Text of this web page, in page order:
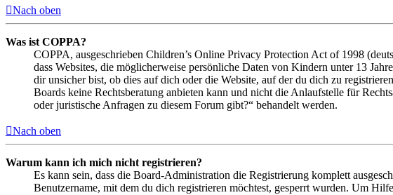
Nach oben
Was ist COPPA?
COPPA, ausgeschrieben Children’s Online Privacy Protection Act of 1998
dass Websites, die möglicherweise persönliche Daten von Kindern unter 13
dir unsicher bist, ob dies auf dich oder die Website, auf der du dich zu
Boards keine Rechtsberatung anbieten kann und nicht die Anlaufstelle für
oder juristische Anfragen zu diesem Forum gibt?“ behandelt werden.
Nach oben
Warum kann ich mich nicht registrieren?
Es kann sein, dass die Board-Administration die Registrierung komplett
Benutzername, mit dem du dich registrieren möchtest, gesperrt wurden. Um